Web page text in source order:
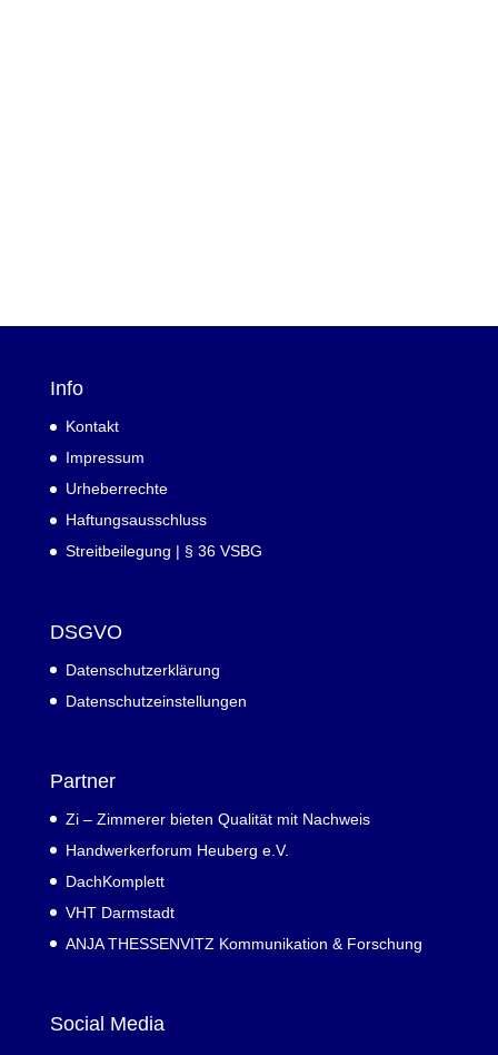
Info
Kontakt
Impressum
Urheberrechte
Haftungsausschluss
Streitbeilegung | § 36 VSBG
DSGVO
Datenschutzerklärung
Datenschutzeinstellungen
Partner
Zi – Zimmerer bieten Qualität mit Nachweis
Handwerkerforum Heuberg e.V.
DachKomplett
VHT Darmstadt
ANJA THESSENVITZ Kommunikation & Forschung
Social Media